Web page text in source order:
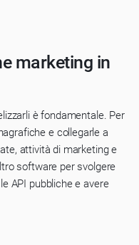
marketing in
è fondamentale. Per
e collegarle a
attività di marketing e
software per svolgere
API pubbliche e avere